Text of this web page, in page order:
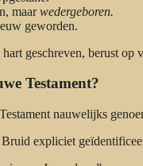
maarwedergeboren.
geworden.
geschreven, berust op
Testament?
nauwelijks
expliciet